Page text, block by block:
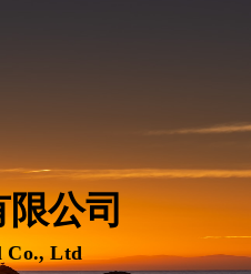
限公司
Co., Ltd